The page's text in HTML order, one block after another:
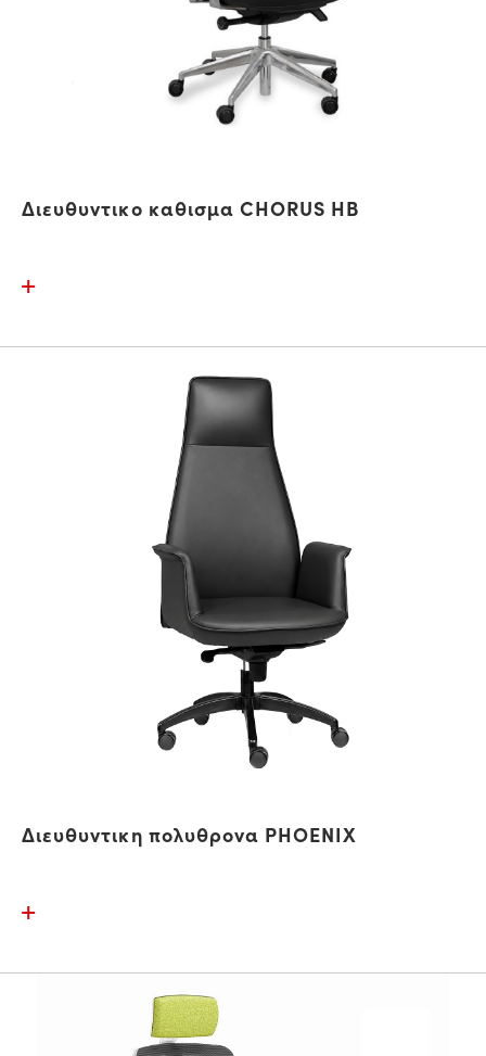
Διευθυντικο καθισμα CHORUS HB
Διευθυντικη πολυθρονα PHOENIX